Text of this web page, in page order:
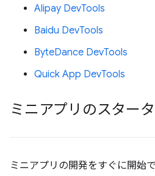
Alipay DevTools
Baidu DevTools
ByteDance DevTools
Quick App DevTools
ミニアプリのスター
ミニアプリの開発をすぐに開始